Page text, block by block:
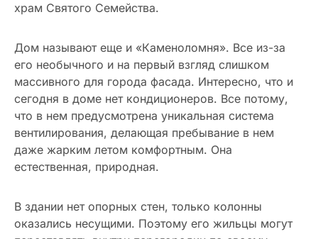
храм Святого Семейства.
Дом называют еще и «Каменоломня». Все из-за
его необычного и на первый взгляд слишком
массивного для города фасада. Интересно, что и
сегодня в доме нет кондиционеров. Все потому,
что в нем предусмотрена уникальная система
вентилирования, делающая пребывание в нем
даже жарким летом комфортным. Она
естественная, природная.
В здании нет опорных стен, только колонны
оказались несущими. Поэтому его жильцы могут